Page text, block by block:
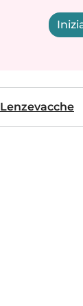
Lenzevacche